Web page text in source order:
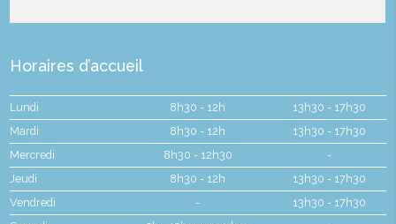
Horaires d’accueil
Lundi 8h30 - 12h
13h30 - 17h30
Mardi
8h30 - 12h
13h30 - 17h30
Mercredi
8h30 - 12h30
-
Jeudi
8h30 - 12h
13h30 - 17h30
Vendredi
-
13h30 - 17h30